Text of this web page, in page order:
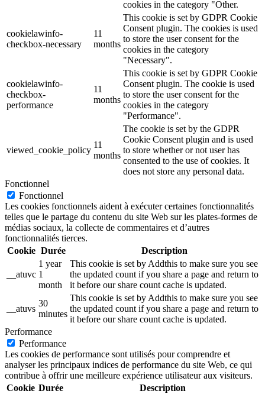
cookies in the category "Other.
cookielawinfo-
checkbox-necessary
11
months
This cookie is set by GDPR Cookie
Consent plugin. The cookies is used
to store the user consent for the
cookies in the category
"Necessary".
cookielawinfo-
checkbox-
performance
11
months
This cookie is set by GDPR Cookie
Consent plugin. The cookie is used
to store the user consent for the
cookies in the category
"Performance".
viewed_cookie_policy
11
months
The cookie is set by the GDPR
Cookie Consent plugin and is used
to store whether or not user has
consented to the use of cookies. It
does not store any personal data.
Fonctionnel
Fonctionnel
Les cookies fonctionnels aident à exécuter certaines fonctionnalités
telles que le partage du contenu du site Web sur les plates-formes de
médias sociaux, la collecte de commentaires et d’autres
fonctionnalités tierces.
Cookie Durée Description
__atuvc
1 year
1
month
This cookie is set by Addthis to make sure you see
the updated count if you share a page and return to
it before our share count cache is updated.
__atuvs
30
minutes
This cookie is set by Addthis to make sure you see
the updated count if you share a page and return to
it before our share count cache is updated.
Performance
Performance
Les cookies de performance sont utilisés pour comprendre et
analyser les principaux indices de performance du site Web, ce qui
contribue à offrir une meilleure expérience utilisateur aux visiteurs.
Cookie Durée Description